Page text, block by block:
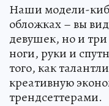
Наши модели-
обложках – вы
девушек, но и три
ноги, руки и
того, как
креативную
трендсеттерами.